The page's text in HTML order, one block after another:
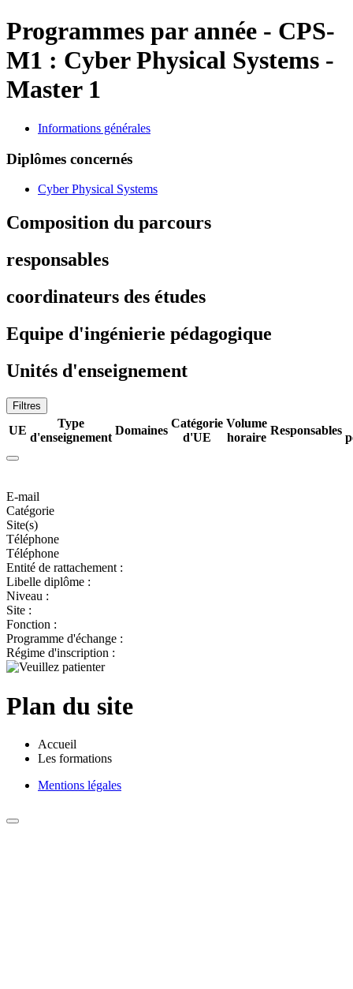
Programmes par année - CPS-
M1 : Cyber Physical Systems -
Master 1
Informations générales
Diplômes concernés
Cyber Physical Systems
Composition du parcours
responsables
coordinateurs des études
Equipe d'ingénierie pédagogique
Unités d'enseignement
Filtres
UE
Type
d'enseignement
Domaines
Catégorie
d'UE
Volume
horaire
Responsables
E-mail
Catégorie
Site(s)
Téléphone
Téléphone
Entité de rattachement :
Libelle diplôme :
Niveau :
Site :
Fonction :
Programme d'échange :
Régime d'inscription :
Plan du site
Accueil
Les formations
Mentions légales